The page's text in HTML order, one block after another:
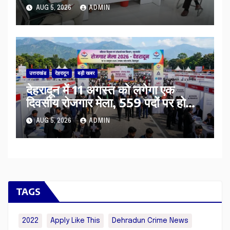
AUG 5, 2026 ADMIN
उत्तराखंड देहरादून बड़ी खबर
​देहरादून में 11 अगस्त को लगेगा एक
दिवसीय रोजगार मेला, 559 पदों पर होगी
भर्तीAUG 5, 2026 ADMIN
TAGS
2022 Apply Like This Dehradun Crime News